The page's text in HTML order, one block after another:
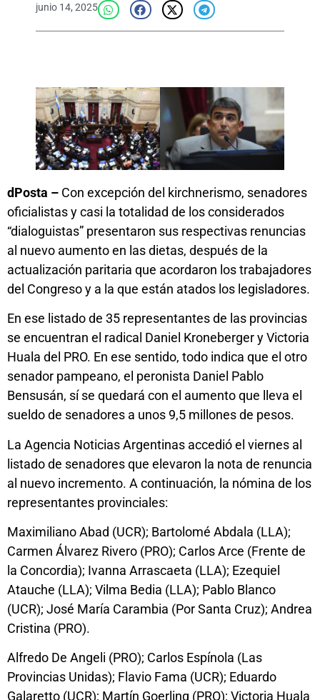
junio 14, 2025
dPosta – Con excepción del kirchnerismo, senadores
oficialistas y casi la totalidad de los considerados
“dialoguistas” presentaron sus respectivas renuncias
al nuevo aumento en las dietas, después de la
actualización paritaria que acordaron los trabajadores
del Congreso y a la que están atados los legisladores.
En ese listado de 35 representantes de las provincias
se encuentran el radical Daniel Kroneberger y Victoria
Huala del PRO. En ese sentido, todo indica que el otro
senador pampeano, el peronista Daniel Pablo
Bensusán, sí se quedará con el aumento que lleva el
sueldo de senadores a unos 9,5 millones de pesos.
La Agencia Noticias Argentinas accedió el viernes al
listado de senadores que elevaron la nota de renuncia
al nuevo incremento. A continuación, la nómina de los
representantes provinciales:
Maximiliano Abad (UCR); Bartolomé Abdala (LLA);
Carmen Álvarez Rivero (PRO); Carlos Arce (Frente de
la Concordia); Ivanna Arrascaeta (LLA); Ezequiel
Atauche (LLA); Vilma Bedia (LLA); Pablo Blanco
(UCR); José María Carambia (Por Santa Cruz); Andrea
Cristina (PRO).
Alfredo De Angeli (PRO); Carlos Espínola (Las
Provincias Unidas); Flavio Fama (UCR); Eduardo
Galaretto (UCR); Martín Goerling (PRO); Victoria Huala